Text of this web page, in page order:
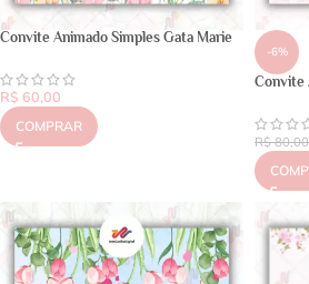
Convite Animado Simples Gata Marie
R$ 60,00
COMPRAR
-6%
Convite
R$80,00